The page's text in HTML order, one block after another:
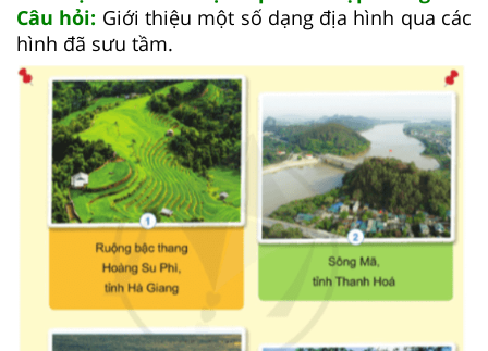
Câu hỏi: Giới thiệu một số dạng địa hình qua các
hình đã sưu tầm.